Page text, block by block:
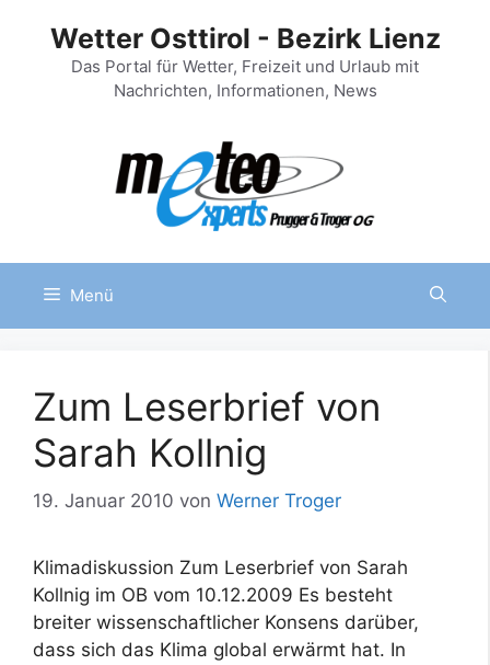
springen
Wetter Osttirol - Bezirk Lienz
Das Portal für Wetter, Freizeit und Urlaub mit
Nachrichten, Informationen, News
Menü
Zum Leserbrief von
Sarah Kollnig
19. Januar 2010 von Werner Troger
Klimadiskussion Zum Leserbrief von Sarah
Kollnig im OB vom 10.12.2009 Es besteht
breiter wissenschaftlicher Konsens darüber,
dass sich das Klima global erwärmt hat. In